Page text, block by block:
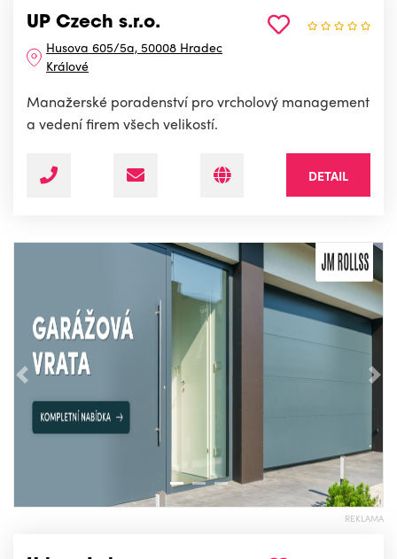
UP Czech s.r.o.
Husova 605/5a, 50008 Hradec
Králové
Manažerské poradenství pro vrcholový management
a vedení firem všech velikostí.
DETAIL
Předchozí
REKLAMA